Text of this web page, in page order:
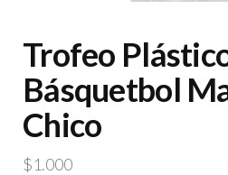
Trofeo
Básquetbol
Chico
$1.000